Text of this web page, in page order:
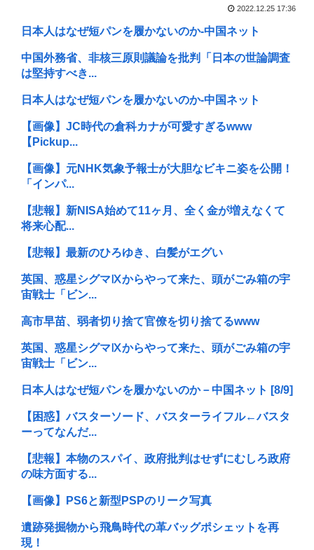
2022.12.25 17:36
日本人はなぜ短パンを履かないのか-中国ネット
中国外務省、非核三原則議論を批判「日本の世論調査
は堅持すべき...
日本人はなぜ短パンを履かないのか-中国ネット
【画像】JC時代の倉科カナが可愛すぎるwww
【Pickup...
【画像】元NHK気象予報士が大胆なビキニ姿を公開！
「インパ...
【悲報】新NISA始めて11ヶ月、全く金が増えなくて
将来心配...
【悲報】最新のひろゆき、白髪がエグい
英国、惑星シグマⅨからやって来た、頭がごみ箱の宇
宙戦士「ビン...
高市早苗、弱者切り捨て官僚を切り捨てるwww
英国、惑星シグマⅨからやって来た、頭がごみ箱の宇
宙戦士「ビン...
日本人はなぜ短パンを履かないのか－中国ネット [8/9]
【困惑】バスターソード、バスターライフル←バスタ
ーってなんだ...
【悲報】本物のスパイ、政府批判はせずにむしろ政府
の味方面する...
【画像】PS6と新型PSPのリーク写真
遺跡発掘物から飛鳥時代の革バッグポシェットを再
現！